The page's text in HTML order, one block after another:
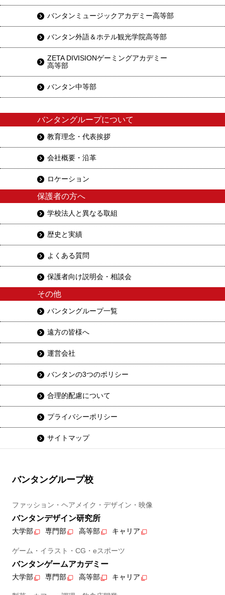
バンタンミュージックアカデミー高等部
バンタン外語＆ホテル観光学院高等部
ZETA DIVISIONゲーミングアカデミー
高等部
バンタン中等部
バンタングループについて
教育理念・代表挨拶
会社概要・沿革
ロケーション
保護者の方へ
学校法人と異なる取組
歴史と実績
よくある質問
保護者向け説明会・相談会
その他
バンタングループ一覧
遠方の皆様へ
運営会社
バンタンの3つのポリシー
合理的配慮について
プライバシーポリシー
サイトマップ
バンタングループ校
ファッション・ヘアメイク・デザイン・映像
バンタンデザイン研究所
大学部 専門部 高等部 キャリア
ゲーム・イラスト・CG・eスポーツ
バンタンゲームアカデミー
大学部 専門部 高等部 キャリア